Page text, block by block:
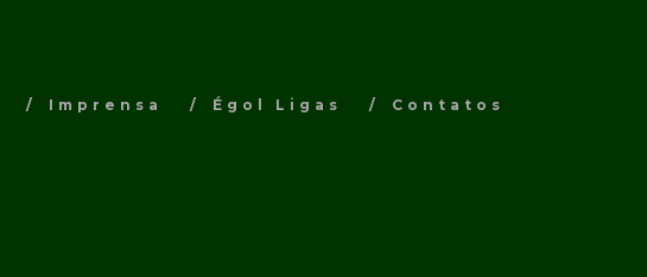
Imprensa Égol Ligas Contatos